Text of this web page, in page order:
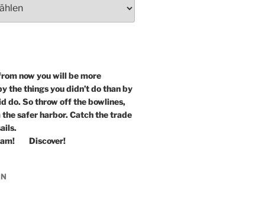
now you will be more
the things you didn’t do than by
do. So throw off the bowlines,
safer harbor. Catch the trade
Discover!